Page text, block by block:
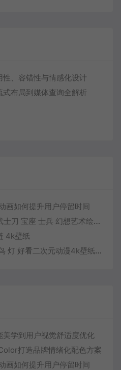
、容错性与情感化设计
布局到媒体查询全解析
画如何提升用户停留时间
女孩 吊带裙 高跟鞋 战士 武士刀 宝座 士兵 幻想艺术绘画4k动漫壁纸
4k壁纸
晚上 湖水 女孩 竹排 渔船 鸟 灯 好看二次元动漫4k壁纸3840×2160
学到用户视觉舒适度优化
打造品牌情绪化配色方案
画如何提升用户停留时间